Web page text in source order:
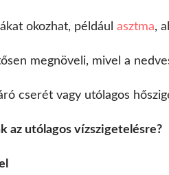
okozhat, például asztma,
megnöveli, mivel a
cserét vagy utólagos
az utólagos vízszigetelésre?